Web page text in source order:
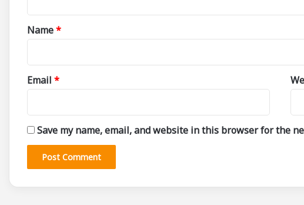
*
Name*
Email *
Save my name, email, and website in this browser for the